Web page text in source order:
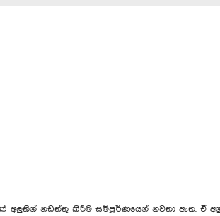
අලුතින් නඩත්තු කිරීම සම්පූර්ණයෙන් නවතා ඇත. ඒ